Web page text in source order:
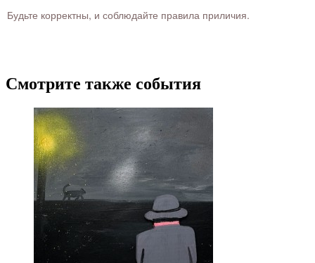
Будьте корректны, и соблюдайте правила приличия.
Смотрите также события